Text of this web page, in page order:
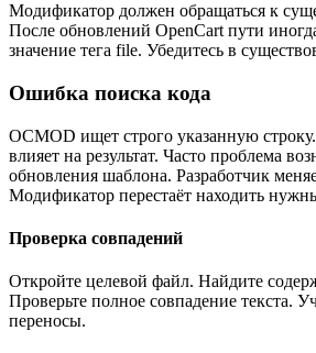
Модификатор должен обращаться к
После обновлений OpenCart пути
значение тега file. Убедитесь в
Ошибка поиска кода
OCMOD ищет строго указанную
влияет на результат. Часто проблема
обновления шаблона. Разработчик
Модификатор перестаёт находить
Проверка совпадений
Откройте целевой файл. Найдите
Проверьте полное совпадение текста.
переносы.